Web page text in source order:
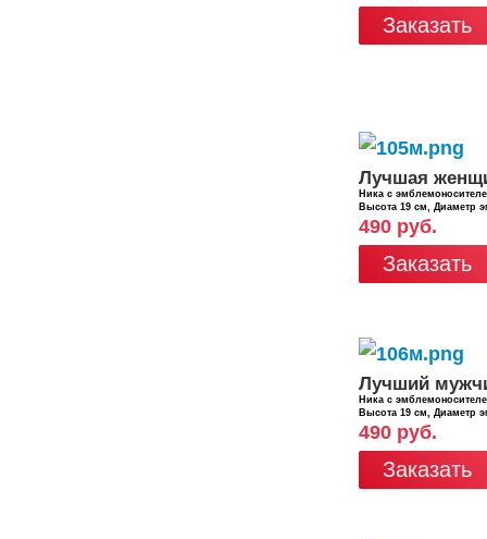
Заказать
Лучшая
Ника с
Высота 19 см, Диаметр
490 руб.
Заказать
Лучший
Ника с
Высота 19 см, Диаметр
490 руб.
Заказать